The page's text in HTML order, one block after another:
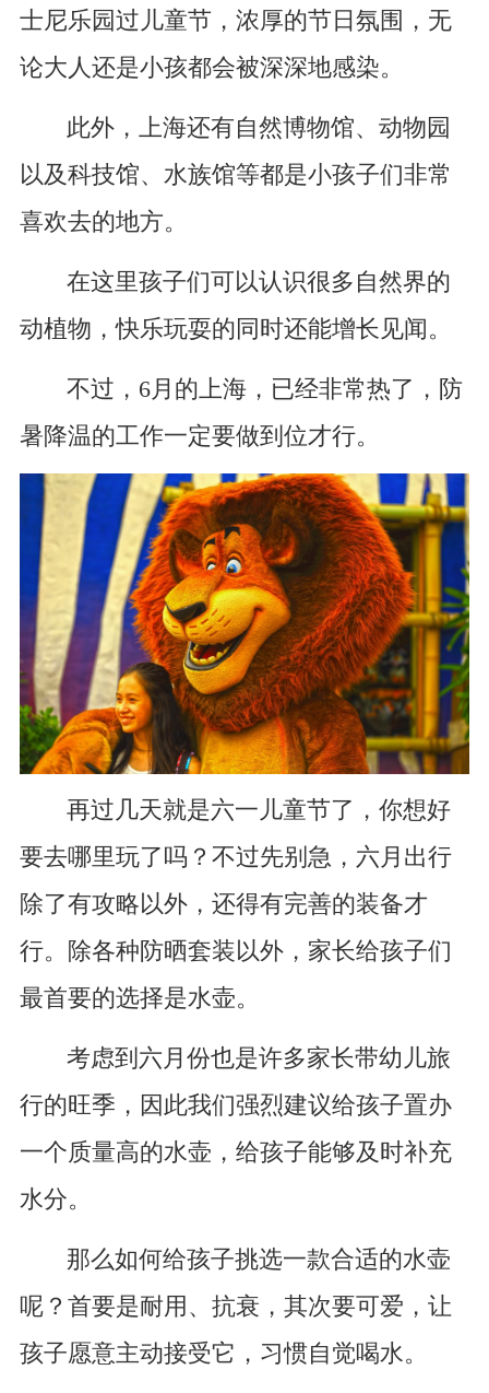
士尼乐园过儿童节，浓厚的节日氛围，无
论大人还是小孩都会被深深地感染。
此外，上海还有自然博物馆、动物园
以及科技馆、水族馆等都是小孩子们非常
喜欢去的地方。
在这里孩子们可以认识很多自然界的
动植物，快乐玩耍的同时还能增长见闻。
不过，6月的上海，已经非常热了，防
暑降温的工作一定要做到位才行。
再过几天就是六一儿童节了，你想好
要去哪里玩了吗？不过先别急，六月出行
除了有攻略以外，还得有完善的装备才
行。除各种防晒套装以外，家长给孩子们
最首要的选择是水壶。
考虑到六月份也是许多家长带幼儿旅
行的旺季，因此我们强烈建议给孩子置办
一个质量高的水壶，给孩子能够及时补充
水分。
那么如何给孩子挑选一款合适的水壶
呢？首要是耐用、抗衰，其次要可爱，让
孩子愿意主动接受它，习惯自觉喝水。